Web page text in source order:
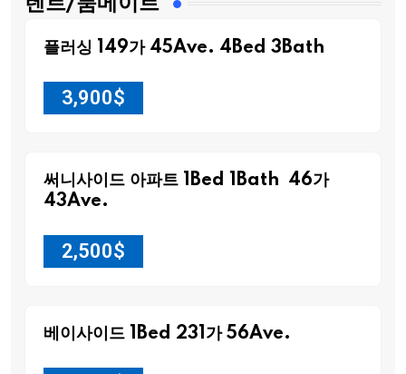
플러싱 149가 45Ave. 4Bed 3Bath
3,900$
써니사이드 아파트 1Bed 1Bath 46가
43Ave.
2,500$
베이사이드 1Bed 231가 56Ave.